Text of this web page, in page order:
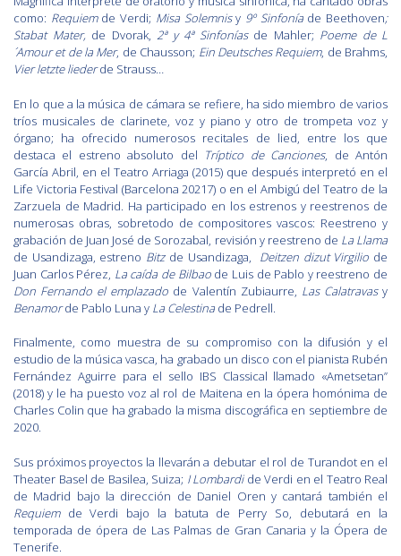
como: Requiemde Verdi; Misa Solemnisy 9º Sinfoníade Beethoven;
Stabat Mater,de Dvorak, 2ª y 4ª Sinfoníasde Mahler; Poeme de L
´Amour et de la Mer, de Chausson; Ein Deutsches Requiem, de Brahms,
Vier letzte liederde Strauss…
En lo que a la música de cámara se refiere, ha sido miembro de varios
tríos musicales de clarinete, voz y piano y otro de trompeta voz y
órgano; ha ofrecido numerosos recitales de lied, entre los que
destaca el estreno absoluto del Tríptico de Canciones, de Antón
García Abril, en el Teatro Arriaga (2015) que después interpretó en el
Life Victoria Festival (Barcelona 20217) o en el Ambigú del Teatro de la
Zarzuela de Madrid. Ha participado en los estrenos y reestrenos de
numerosas obras, sobretodo de compositores vascos: Reestreno y
grabación de Juan José de Sorozabal, revisión y reestreno de La Llama
de Usandizaga, estreno Bitzde Usandizaga, Deitzen dizut Virgilio de
Juan Carlos Pérez, La caída de Bilbaode Luis de Pablo y reestreno de
Don Fernando el emplazado de Valentín Zubiaurre, Las Calatravasy
Benamorde Pablo Luna y La Celestina de Pedrell.
Finalmente, como muestra de su compromiso con la difusión y el
estudio de la música vasca, ha grabado un disco con el pianista Rubén
Fernández Aguirre para el sello IBS Classical llamado «Ametsetan”
(2018) y le ha puesto voz al rol de Maitena en la ópera homónima de
Charles Colin que ha grabado la misma discográfica en septiembre de
2020.
Sus próximos proyectos la llevarán a debutar el rol de Turandot en el
Theater Basel de Basilea, Suiza; I Lombardide Verdi en el Teatro Real
de Madrid bajo la dirección de Daniel Oren y cantará también el
Requiemde Verdi bajo la batuta de Perry So, debutará en la
temporada de ópera de Las Palmas de Gran Canaria y la Ópera de
Tenerife.